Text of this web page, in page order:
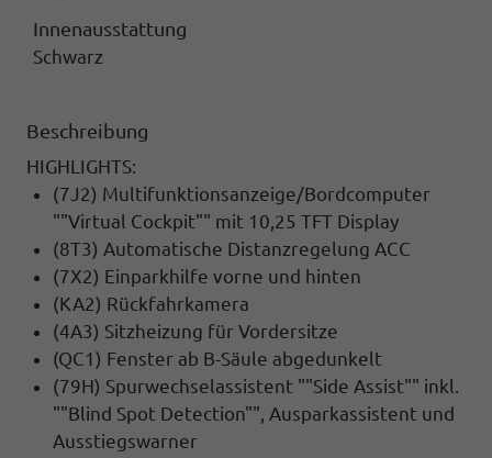
Innenausstattung
Schwarz
Beschreibung
HIGHLIGHTS:
(7J2) Multifunktionsanzeige/Bordcomputer
""Virtual Cockpit"" mit 10,25 TFT Display
(8T3) Automatische Distanzregelung ACC
(7X2) Einparkhilfe vorne und hinten
(KA2) Rückfahrkamera
(4A3) Sitzheizung für Vordersitze
(QC1) Fenster ab B-Säule abgedunkelt
(79H) Spurwechselassistent ""Side Assist"" inkl.
""Blind Spot Detection"", Ausparkassistent und
Ausstiegswarner